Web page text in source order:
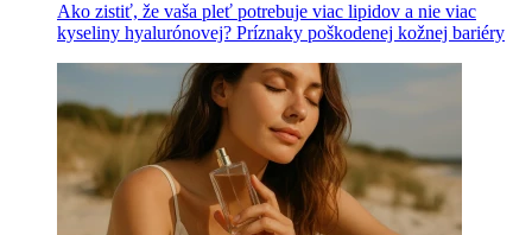
Ako zistiť, že vaša pleť potrebuje viac lipidov a nie viac
kyseliny hyalurónovej? Príznaky poškodenej kožnej bariéry